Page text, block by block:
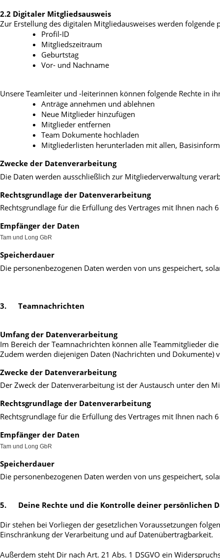
2.2 Digitaler Mitgliedsausweis
Zur Erstellung des digitalen Mitgliedausweises werden folgende
Profil-ID
Mitgliedszeitraum
Geburtstag
Vor- und Nachname
Unsere Teamleiter und -leiterinnen können folgende Rechte in
Anträge annehmen und ablehnen
Neue Mitglieder hinzufügen
Mitglieder entfernen
Team Dokumente hochladen
Mitgliederlisten herunterladen mit allen,
Zwecke der Datenverarbeitung
Die Daten werden ausschließlich zur Mitgliederverwaltung
Rechtsgrundlage der Datenverarbeitung
Rechtsgrundlage für die Erfüllung des Vertrages mit Ihnen nach
Empfänger der Daten
Tam und Long GbR
Speicherdauer
Die personenbezogenen Daten werden von uns gespeichert,
3. Teamnachrichten
Umfang der Datenverarbeitung
Im Bereich der Teamnachrichten können alle Teammitglieder
Zudem werden diejenigen Daten (Nachrichten und
Zwecke der Datenverarbeitung
Der Zweck der Datenverarbeitung ist der Austausch unter den
Rechtsgrundlage der Datenverarbeitung
Rechtsgrundlage für die Erfüllung des Vertrages mit Ihnen nach
Empfänger der Daten
Tam und Long GbR
Speicherdauer
Die personenbezogenen Daten werden von uns gespeichert,
5.
Deine Rechte und die Kontrolle deiner persönlichen
Dir stehen bei Vorliegen der gesetzlichen Voraussetzungen
Einschränkung der Verarbeitung und auf Datenübertragbarkeit.
Außerdem steht Dir nach Art. 21 Abs. 1 DSGVO ein